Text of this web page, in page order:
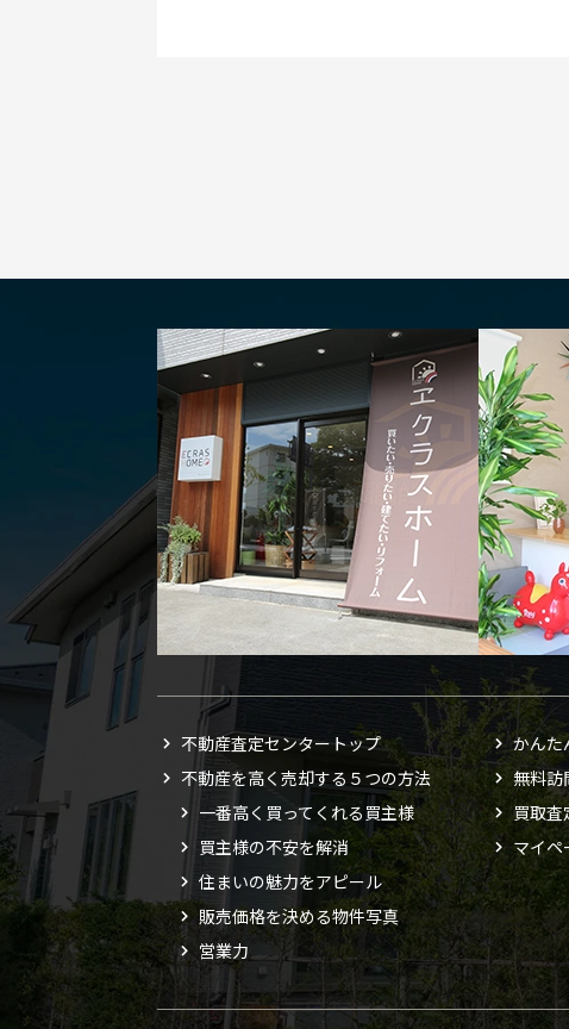
不動産査定センタートップ
不動産を高く売却する５つの方法
一番高く買ってくれる買主様
買主様の不安を解消
住まいの魅力をアピール
販売価格を決める物件写真
営業力
かんた
無料訪
買取査
マイペ